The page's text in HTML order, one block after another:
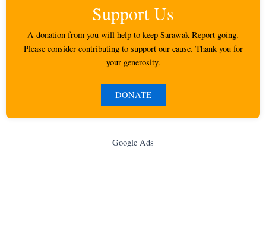
Support Us
A donation from you will help to keep Sarawak Report going.
Please consider contributing to support our cause. Thank you for
your generosity.
DONATE
Google Ads